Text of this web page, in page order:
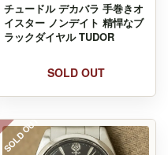
チュードル デカバラ 手巻きオ
イスター ノンデイト 精悍なブ
ラックダイヤル TUDOR
SOLD OUT
SOLD OUT